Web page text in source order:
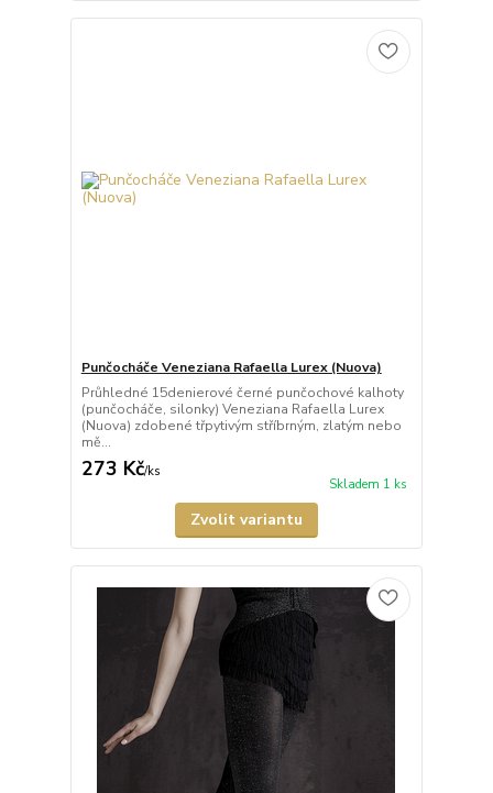
Punčocháče Veneziana Rafaella Lurex (Nuova)
Průhledné 15denierové černé punčochové kalhoty
(punčocháče, silonky) Veneziana Rafaella Lurex
(Nuova) zdobené třpytivým stříbrným, zlatým nebo
mě...
273 Kč/ks
Skladem 1 ks
Zvolit variantu